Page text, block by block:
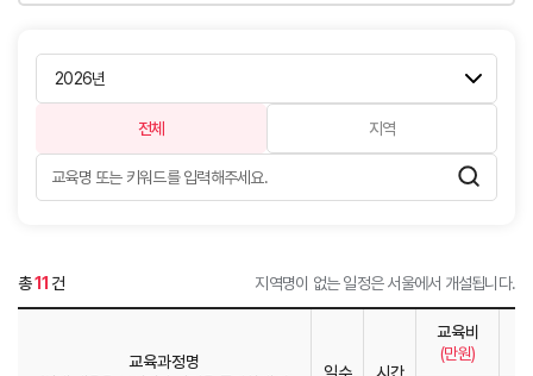
전체 지역
총11 건 지역명이 없는 일정은 서울에서 개설됩니다.
교육과정명
교육비
(만원)